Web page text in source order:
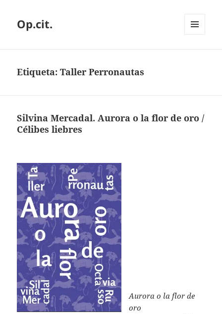
Op.cit.
Etiqueta:Taller Perronautas
Silvina Mercadal. Aurora o la flor de oro /
Célibes liebres
Aurora o la flor de
oro